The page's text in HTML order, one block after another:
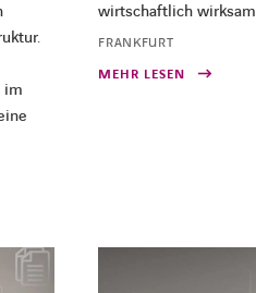
im
wirtschaftlich
FRANKFURT
MEHR LESEN